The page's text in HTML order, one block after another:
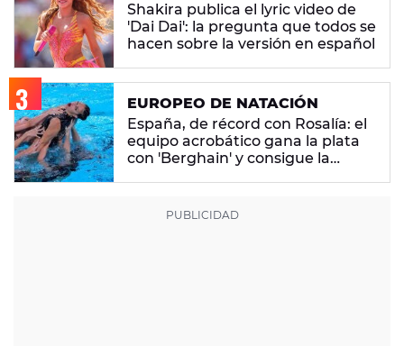
Shakira publica el lyric video de
'Dai Dai': la pregunta que todos se
hacen sobre la versión en español
EUROPEO DE NATACIÓN
España, de récord con Rosalía: el
equipo acrobático gana la plata
con 'Berghain' y consigue la